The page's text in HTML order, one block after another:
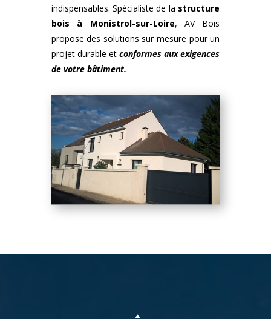
indispensables. Spécialiste de la structure
bois
à Monistrol-sur-Loire, AV Bois
propose des solutions sur mesure pour un
projet durable etconformes aux exigences
de votre bâtiment.